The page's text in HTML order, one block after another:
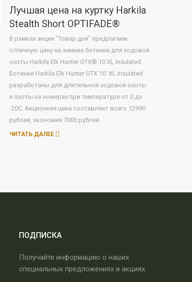
Лучшая цена на куртку Harkila
Stealth Short OPTIFADE®
В рамках акции "Товар дня" предлагаем
отличную цену на зимние ботинки для ходовой
охоты Harkila Elk Hunter GTX® 10 XL insulated.
Ботинки Harkila Elk Hunter GTX 10' XL insulated
разработаны для длительной ходовой охоты
и охоты на номерах при температуре от 0 до
-20С. Акционная цена составляет всего 12990
рублей, экономия 7000 рублей.
ЧИТАТЬ ДАЛЕЕ
ПОДПИСКА
Получайте информацию о наших
специальных предложениях и акциях.